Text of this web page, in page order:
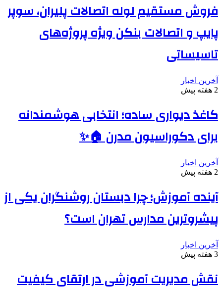
فروش مستقیم لوله اتصالات پلیران، سوپر
پایپ و اتصالات بنکن ویژه پروژه‌های
تاسیساتی
آخرین اخبار
2 هفته پیش
کاغذ دیواری ساده؛ انتخابی هوشمندانه
برای دکوراسیون مدرن 🏠✨
آخرین اخبار
2 هفته پیش
آینده آموزش؛ چرا دبستان روشنگران یکی از
پیشروترین مدارس تهران است؟
آخرین اخبار
3 هفته پیش
نقش مدیریت آموزشی در ارتقای کیفیت